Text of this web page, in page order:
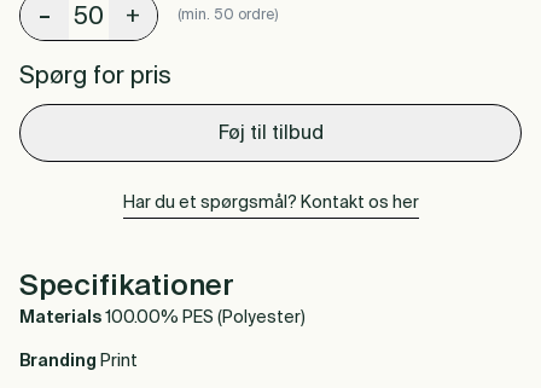
- + (min. 50 ordre)
Spørg for pris
Føj til tilbud
Har du et spørgsmål? Kontakt os her
Specifikationer
Materials 100.00% PES (Polyester)
Branding Print